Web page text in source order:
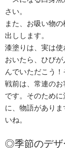
さい。
また、お吸い物
出しします。
漆塗りは、実は
おいたら、ひび
んでいただこう！
戦前は、常連の
です。そのため
に、物語があり
いね。
◎季節のデザ